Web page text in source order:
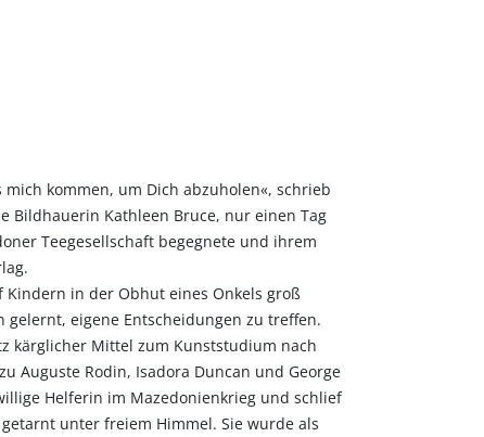
kommen, um Dich abzuholen«, schrieb
Bildhauerin Kathleen Bruce, nur einen Tag
Teegesellschaft begegnete und ihrem
Kindern in der Obhut eines Onkels groß
eigene Entscheidungen zu treffen.
kärglicher Mittel zum Kunststudium nach
Auguste Rodin, Isadora Duncan und George
Helferin im Mazedonienkrieg und schlief
unter freiem Himmel. Sie wurde als